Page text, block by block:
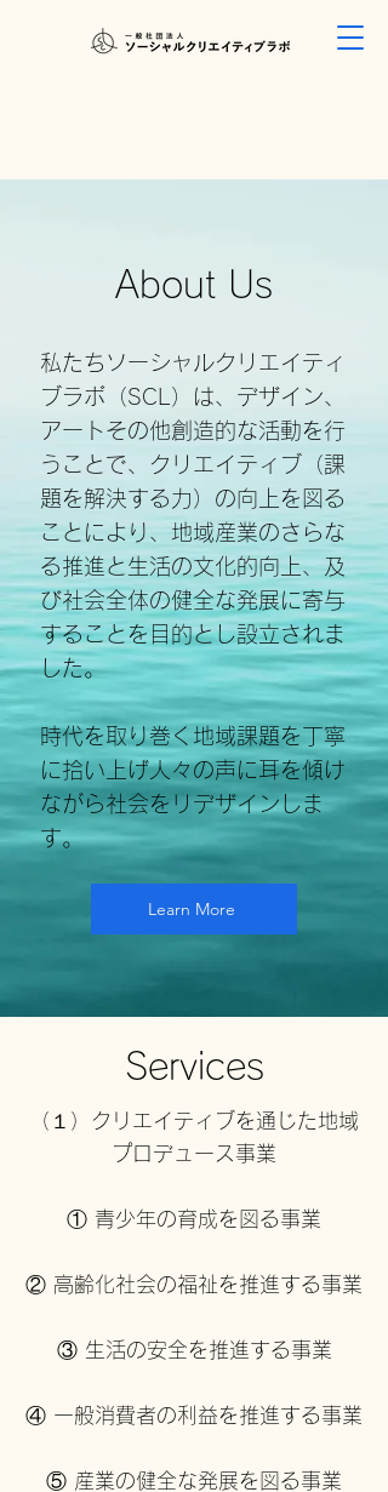
About Us
私たちソーシャルクリエイティ
ブラボ（SCL）は、デザイン、
アートその他創造的な活動を行
うことで、クリエイティブ（課
題を解決する力）の向上を図る
ことにより、地域産業のさらな
る推進と生活の文化的向上、及
び社会全体の健全な発展に寄与
することを目的とし設立されま
した。
時代を取り巻く地域課題を丁寧
に拾い上げ人々の声に耳を傾け
ながら社会をリデザインしま
す。
Learn More
Services
（１）クリエイティブを通じた地域
プロデュース事業
① 青少年の育成を図る事業
② 高齢化社会の福祉を推進する事業
③ 生活の安全を推進する事業
④ 一般消費者の利益を推進する事業
⑤ 産業の健全な発展を図る事業